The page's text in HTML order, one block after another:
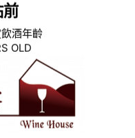
酒年齡
OLD